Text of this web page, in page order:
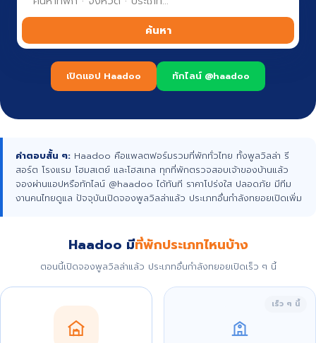
ค้นหา
เปิดแอป Haadoo ทักไลน์ @haadoo
คำตอบสั้น ๆ: Haadoo คือแพลตฟอร์มรวมที่พักทั่วไทย ทั้งพูลวิลล่า รี
สอร์ต โรงแรม โฮมสเตย์ และโฮสเทล ทุกที่พักตรวจสอบเจ้าของบ้านแล้ว
จองผ่านแอปหรือทักไลน์ @haadoo ได้ทันที ราคาโปร่งใส ปลอดภัย มีทีม
งานคนไทยดูแล ปัจจุบันเปิดจองพูลวิลล่าแล้ว ประเภทอื่นกำลังทยอยเปิดเพิ่ม
Haadoo มีที่พักประเภทไหนบ้าง
ตอนนี้เปิดจองพูลวิลล่าแล้ว ประเภทอื่นกำลังทยอยเปิดเร็ว ๆ นี้
เร็ว ๆ นี้